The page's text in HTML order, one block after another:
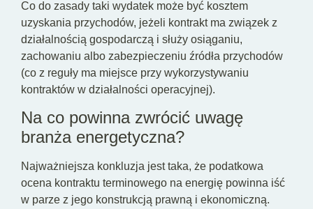
Co do zasady taki wydatek może być kosztem
uzyskania przychodów, jeżeli kontrakt ma związek z
działalnością gospodarczą i służy osiąganiu,
zachowaniu albo zabezpieczeniu źródła przychodów
(co z reguły ma miejsce przy wykorzystywaniu
kontraktów w działalności operacyjnej).
Na co powinna zwrócić uwagę
branża energetyczna?
Najważniejsza konkluzja jest taka, że podatkowa
ocena kontraktu terminowego na energię powinna iść
w parze z jego konstrukcją prawną i ekonomiczną.